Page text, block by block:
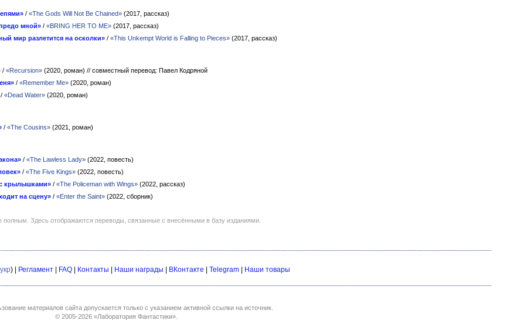
/ «The Gods Will Not Be Chained» (2017, рассказ)
мной» / «BRING HER TO ME» (2017, рассказ)
мир разлетится на осколки» / «This Unkempt World is Falling to Pieces» (2017, рассказ)
/ «Recursion» (2020, роман) // совместный перевод: Павел Кодряной
/ «Remember Me» (2020, роман)
/ «Dead Water» (2020, роман)
/ «The Cousins» (2021, роман)
/ «The Lawless Lady» (2022, повесть)
/ «The Five Kings» (2022, повесть)
крылышками» / «The Policeman with Wings» (2022, рассказ)
на сцену» / «Enter the Saint» (2022, сборник)
полным. Здесь отображаются переводы, связанные с внесёнными в базу изданиями.
укр) | Регламент FAQ Контакты Наши награды ВКонтакте Telegram Наши товары
материалов сайта допускается только с указанием активной ссылки на источник.
© 2005-2026 «Лаборатория Фантастики».